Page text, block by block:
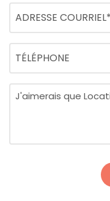
courriel(Nécessaire)
Téléphone
Message